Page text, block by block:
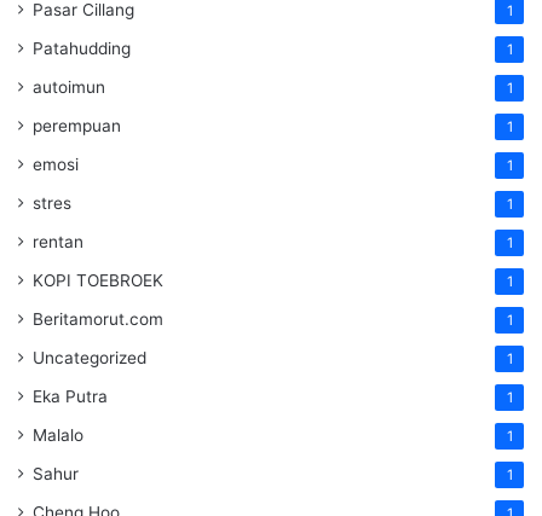
Pasar Cillang 1
Patahudding 1
autoimun 1
perempuan 1
emosi 1
stres 1
rentan 1
KOPI TOEBROEK 1
Beritamorut.com 1
Uncategorized 1
Eka Putra 1
Malalo 1
Sahur 1